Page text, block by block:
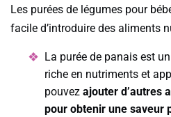
Les purées de légumes pour
facile d’introduire des aliments
La purée de panais est
riche en nutriments et
pouvez ajouter d’autres
pour obtenir une saveur